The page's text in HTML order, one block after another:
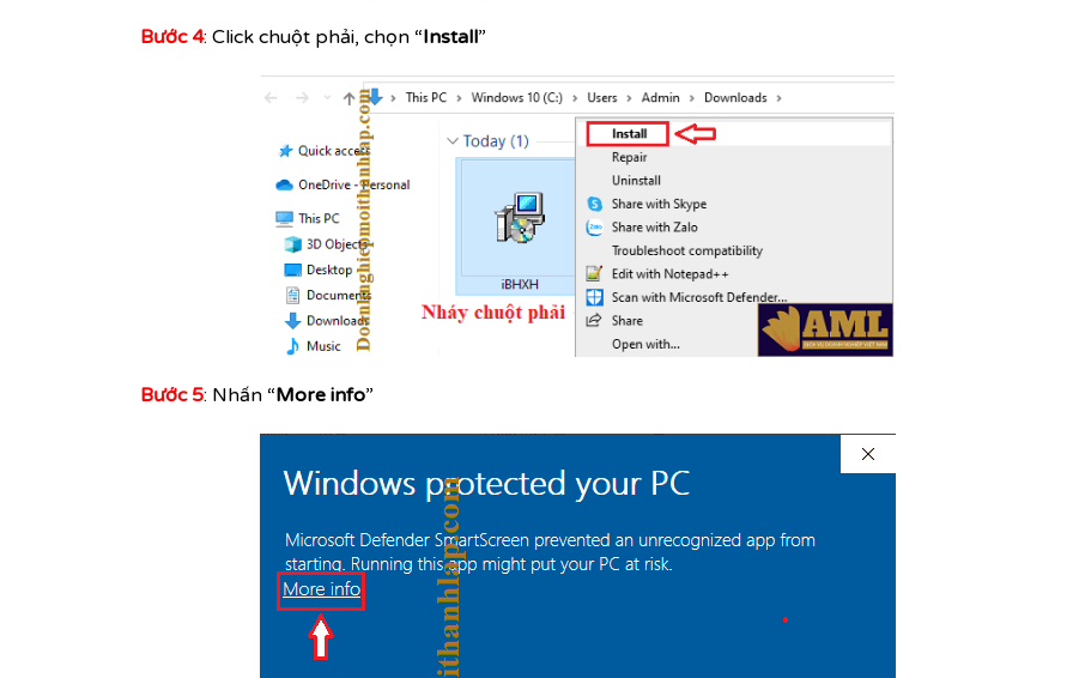
Bước 4: Click chuột phải, chọn “Install”
Bước 5: Nhấn “More info”